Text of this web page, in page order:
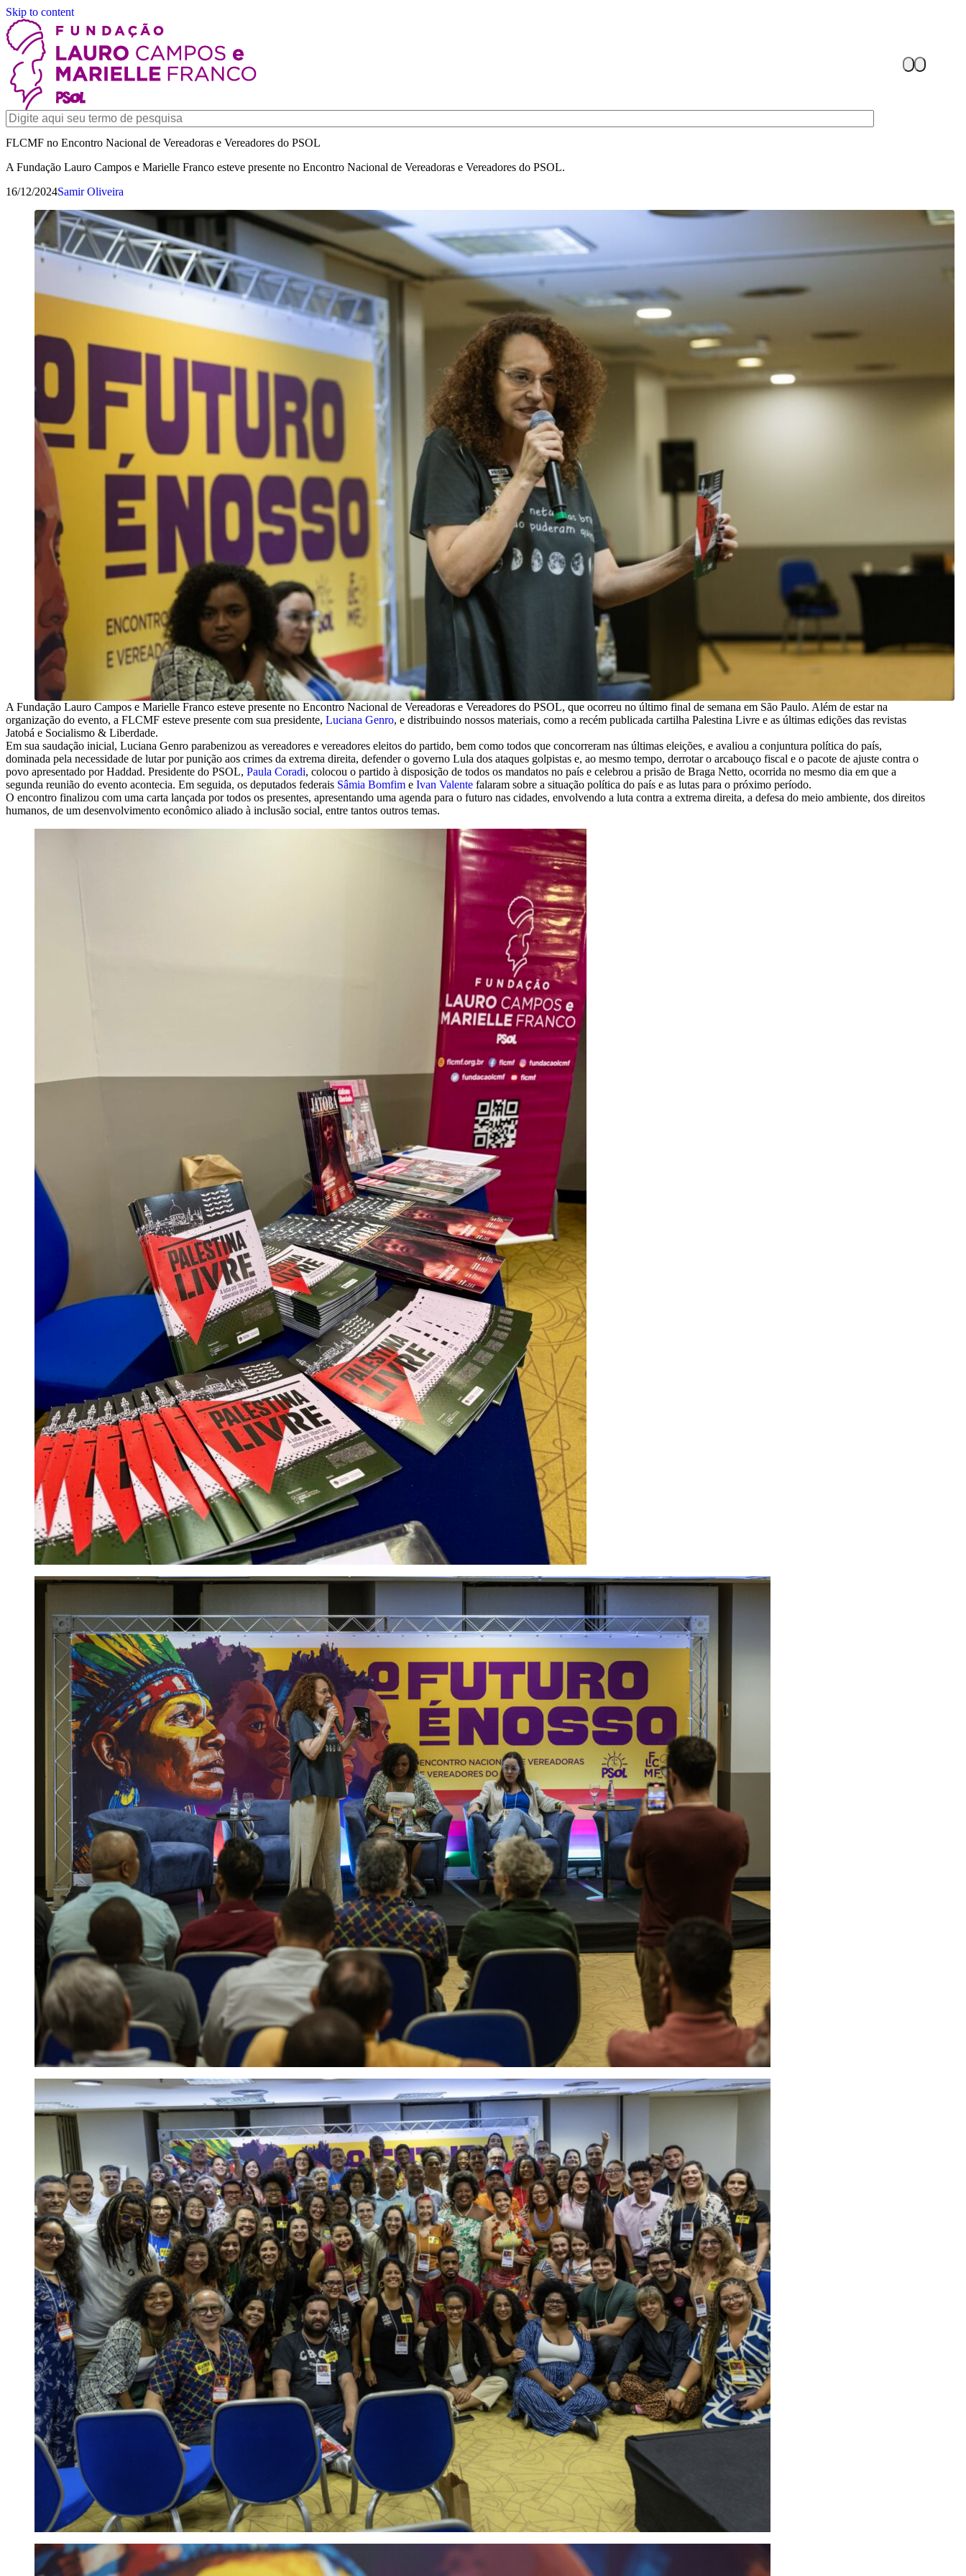
Skip to content
FLCMF no Encontro Nacional de Vereadoras e Vereadores do PSOL
A Fundação Lauro Campos e Marielle Franco esteve presente no Encontro Nacional de Vereadoras e Vereadores do PSOL.
16/12/2024Samir Oliveira
A Fundação Lauro Campos e Marielle Franco esteve presente no Encontro Nacional de Vereadoras e Vereadores do PSOL, que ocorreu no último final de semana em São Paulo. Além de estar na
organização do evento, a FLCMF esteve presente com sua presidente, Luciana Genro, e distribuindo nossos materiais, como a recém publicada cartilha Palestina Livre e as últimas edições das revistas
Jatobá e Socialismo & Liberdade.
Em sua saudação inicial, Luciana Genro parabenizou as vereadores e vereadores eleitos do partido, bem como todos que concorreram nas últimas eleições, e avaliou a conjuntura política do país,
dominada pela necessidade de lutar por punição aos crimes da extrema direita, defender o governo Lula dos ataques golpistas e, ao mesmo tempo, derrotar o arcabouço fiscal e o pacote de ajuste contra o
povo apresentado por Haddad. Presidente do PSOL, Paula Coradi, colocou o partido à disposição de todos os mandatos no país e celebrou a prisão de Braga Netto, ocorrida no mesmo dia em que a
segunda reunião do evento acontecia. Em seguida, os deputados federais Sâmia Bomfim e Ivan Valente falaram sobre a situação política do país e as lutas para o próximo período.
O encontro finalizou com uma carta lançada por todos os presentes, apresentando uma agenda para o futuro nas cidades, envolvendo a luta contra a extrema direita, a defesa do meio ambiente, dos direitos
humanos, de um desenvolvimento econômico aliado à inclusão social, entre tantos outros temas.